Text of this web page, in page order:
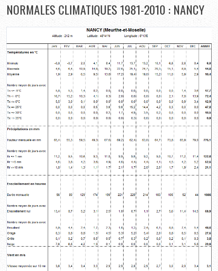
NORMALES CLIMATIQUES 1981-2010 : NANCY